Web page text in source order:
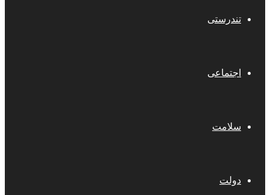
تندرستی
اجتماعی
سلامت
دولت